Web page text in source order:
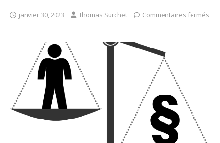
janvier 30, 2023 Thomas Surchet Commentaires fermés